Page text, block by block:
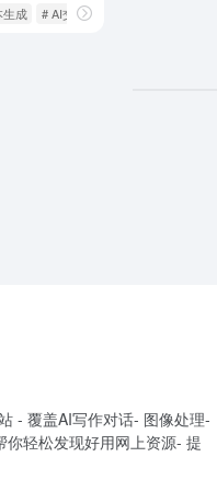
生成 # AI交互
- 覆盖AI写作对话- 图像处理-
轻松发现好用网上资源- 提